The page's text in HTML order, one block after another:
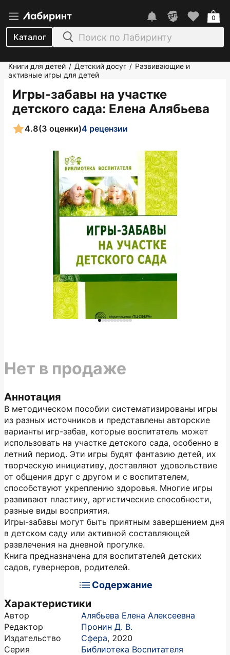
Каталог
0
Книги для детей / Детский досуг / Развивающие и
активные игры для детей
Игры-забавы на участке
детского сада: Елена Алябьева
4.8(3 оценки)4 рецензии
Аннотация
В методическом пособии систематизированы игры
из разных источников и представлены авторские
варианты игр-забав, которые воспитатель может
использовать на участке детского сада, особенно в
летний период. Эти игры будят фантазию детей, их
творческую инициативу, доставляют удовольствие
от общения друг с другом и с воспитателем,
способствуют укреплению здоровья. Многие игры
развивают пластику, артистические способности,
разные виды восприятия.
Игры-забавы могут быть приятным завершением дня
в детском саду или активной составляющей
развлечения на дневной прогулке.
Книга предназначена для воспитателей детских
садов, гувернеров, родителей.
Содержание
Характеристики
Автор
Алябьева Елена Алексеевна
Редактор
Пронин Д. В.
Издательство
Сфера, 2020
Серия
Библиотека Воспитателя
Нет в продаже